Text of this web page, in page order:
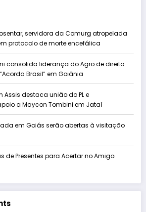
servidora da Comurg atropelada
protocolo de morte encefálica
consolida liderança do Agro de direita
Brasil” em Goiânia
Assis destaca união do PL e
a Maycon Tombini em Jataí
em Goiás serão abertas à visitação
de Presentes para Acertar no Amigo